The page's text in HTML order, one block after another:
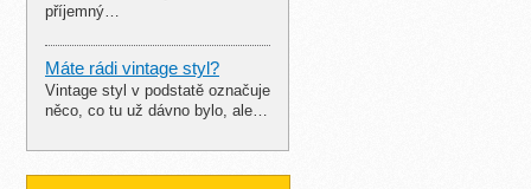
příjemný…
Máte rádi vintage styl?
Vintage styl v podstatě označuje
něco, co tu už dávno bylo, ale…